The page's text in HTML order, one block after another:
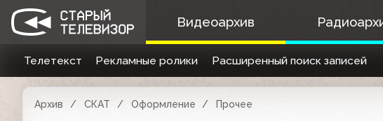
Видеоархив
Телетекст Рекламные ролики Расширенный поиск записей
Архив СКАТ Оформление Прочее